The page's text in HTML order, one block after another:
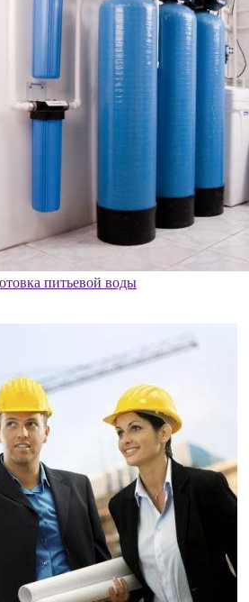
питьевой воды